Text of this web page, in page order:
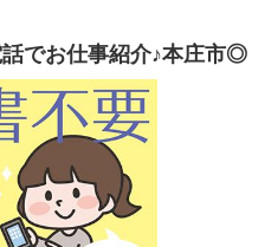
でお仕事紹介♪本庄市◎